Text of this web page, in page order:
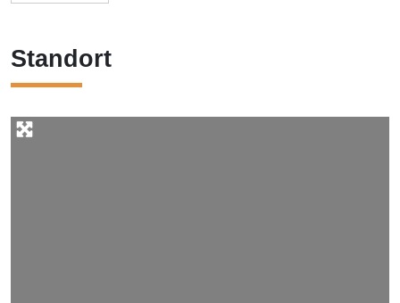
Standort